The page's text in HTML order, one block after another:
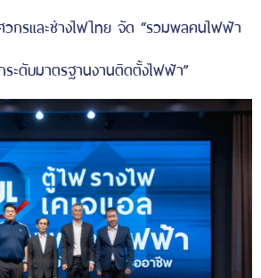
วกรและช่างไฟไทย จัด “รวมพลคนไฟฟ้า
ะดับมาตรฐานงานติดตั้งไฟฟ้า”